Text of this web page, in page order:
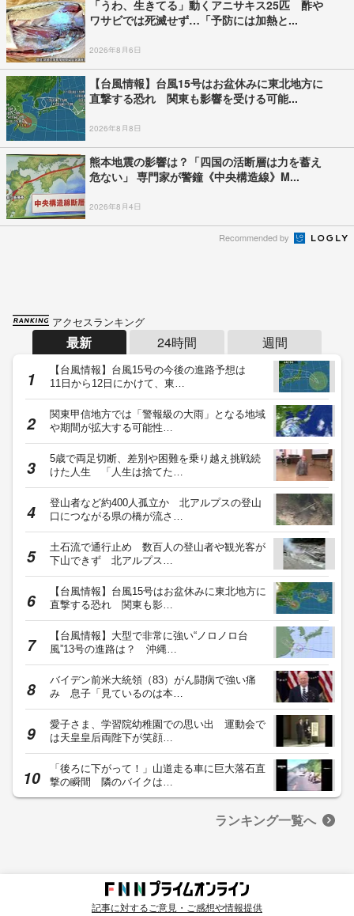
「うわ、生きてる」動くアニサキス25匹 酢や
ワサビでは死滅せず…「予防には加熱と...
2026年8月6日
【台風情報】台風15号はお盆休みに東北地方に
直撃する恐れ 関東も影響を受ける可能...
2026年8月8日
熊本地震の影響は？「四国の活断層は力を蓄え
危ない」 専門家が警鐘《中央構造線》M...
2026年8月4日
Recommended by
アクセスランキング
最新 24時間 週間
【台風情報】台風15号の今後の進路予想は
11日から12日にかけて、東…
関東甲信地方では「警報級の大雨」となる地域
や期間が拡大する可能性…
5歳で両足切断、差別や困難を乗り越え挑戦続
けた人生 「人生は捨てた…
登山者など約400人孤立か 北アルプスの登山
口につながる県の橋が流さ…
土石流で通行止め 数百人の登山者や観光客が
下山できず 北アルプス…
【台風情報】台風15号はお盆休みに東北地方に
直撃する恐れ 関東も影…
【台風情報】大型で非常に強い“ノロノロ台
風”13号の進路は？ 沖縄…
バイデン前米大統領（83）がん闘病で強い痛
み 息子「見ているのは本…
愛子さま、学習院幼稚園での思い出 運動会で
は天皇皇后両陛下が笑顔…
「後ろに下がって！」山道走る車に巨大落石直
撃の瞬間 隣のバイクは…
ランキング一覧へ
記事に対するご意見・ご感想や情報提供